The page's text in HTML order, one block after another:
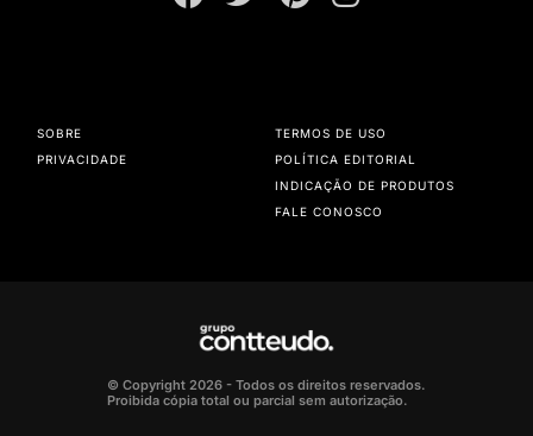
SOBRE
PRIVACIDADE
TERMOS DE USO
POLÍTICA EDITORIAL
INDICAÇÃO DE PRODUTOS
FALE CONOSCO
© Copyright 2026 - Todos os direitos reservados.
Proibida cópia total ou parcial sem autorização.